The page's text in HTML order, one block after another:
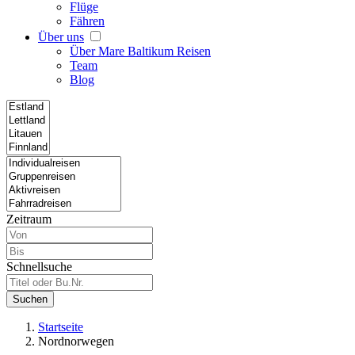
Flüge
Fähren
Über uns
Über Mare Baltikum Reisen
Team
Blog
Zeitraum
Schnellsuche
Suchen
Startseite
Nordnorwegen